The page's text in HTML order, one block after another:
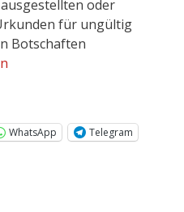
oder
für ungültig
Botschaften
WhatsApp
Telegram